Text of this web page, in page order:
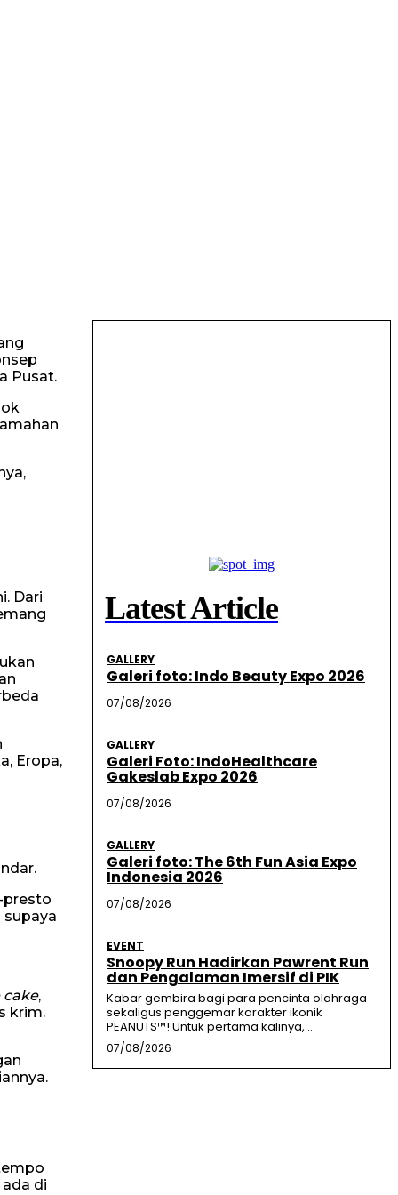
Pusat.
Dari
Eropa,
presto
supaya
cake,
krim.
di
Latest Article
GALLERY
Galeri foto: Indo Beauty Expo 2026
07/08/2026
GALLERY
Galeri Foto: IndoHealthcare
Gakeslab Expo 2026
07/08/2026
GALLERY
Galeri foto: The 6th Fun Asia Expo
Indonesia 2026
07/08/2026
EVENT
Snoopy Run Hadirkan Pawrent Run
dan Pengalaman Imersif di PIK
Kabar gembira bagi para pencinta olahraga
sekaligus penggemar karakter ikonik
PEANUTS™! Untuk pertama kalinya,...
07/08/2026